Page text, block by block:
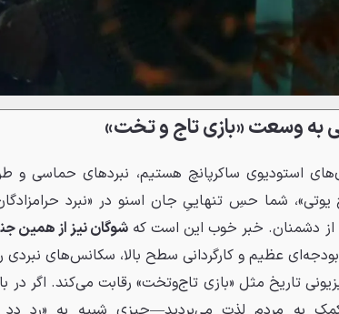
به وسعت «بازی تاج‌ و تخت»
استودیوی ساکر‌پانچ هستیم، نبردهای حماسی و
شما حسِ تنهاییِ جان اسنو در «نبرد
از دشمنان. خبر خوب این است که شوگان نیز از همین
عظیم و کارگردانی سطح بالا، سکانس‌های نبردی
تاریخ مثل «بازی تاج‌وتخت» رقابت می‌کند. اگر در